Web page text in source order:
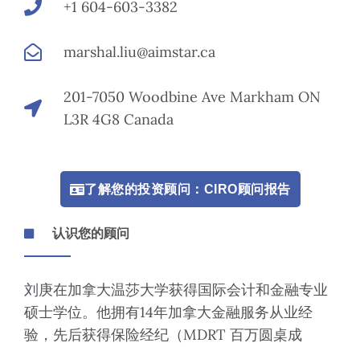
+1 604-603-3382
marshal.liu@aimstar.ca
201-7050 Woodbine Ave Markham ON
L3R 4G8 Canada
了解您的投资顾问：CIRO顾问报告
认识您的顾问
刘庚在加拿大温莎大学获得国际会计和金融专业
硕士学位。他拥有14年加拿大金融服务从业经
验，先后获得保险经纪（MDRT 百万圆桌成